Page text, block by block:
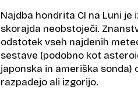
Najdba hondrita CI na Luni
skorajda neobstoječi.
odstotek vseh najdenih
sestave (podobno kot
japonska in ameriška
razpadejo ali izgorijo.